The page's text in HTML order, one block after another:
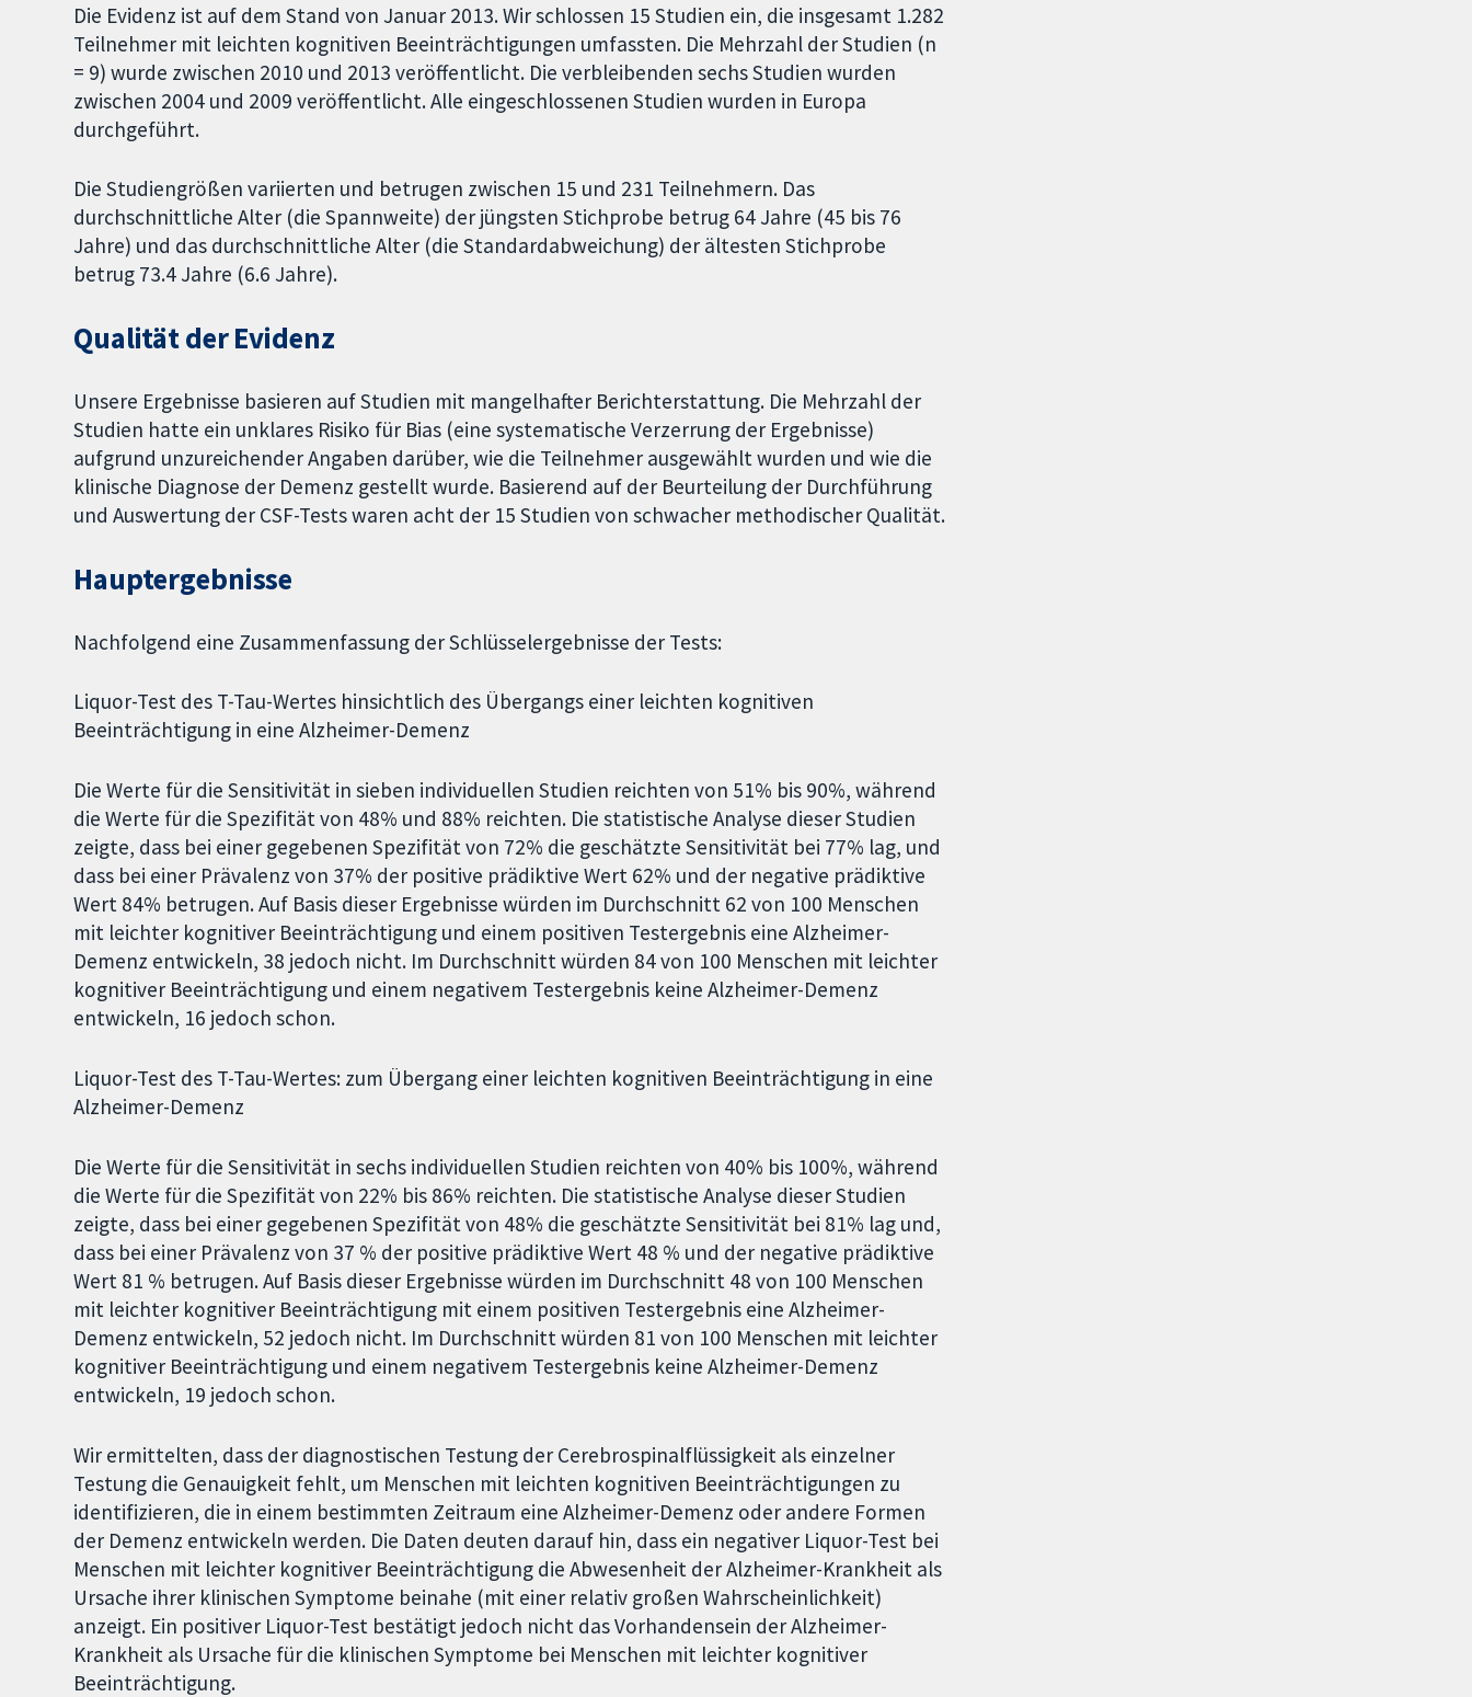
Die Evidenz ist auf dem Stand von Januar 2013. Wir schlossen 15 Studien ein, die insgesamt 1.282
Teilnehmer mit leichten kognitiven Beeinträchtigungen umfassten. Die Mehrzahl der Studien (n
= 9) wurde zwischen 2010 und 2013 veröffentlicht. Die verbleibenden sechs Studien wurden
zwischen 2004 und 2009 veröffentlicht. Alle eingeschlossenen Studien wurden in Europa
durchgeführt.
Die Studiengrößen variierten und betrugen zwischen 15 und 231 Teilnehmern. Das
durchschnittliche Alter (die Spannweite) der jüngsten Stichprobe betrug 64 Jahre (45 bis 76
Jahre) und das durchschnittliche Alter (die Standardabweichung) der ältesten Stichprobe
betrug 73.4 Jahre (6.6 Jahre).
Qualität der Evidenz
Unsere Ergebnisse basieren auf Studien mit mangelhafter Berichterstattung. Die Mehrzahl der
Studien hatte ein unklares Risiko für Bias (eine systematische Verzerrung der Ergebnisse)
aufgrund unzureichender Angaben darüber, wie die Teilnehmer ausgewählt wurden und wie die
klinische Diagnose der Demenz gestellt wurde. Basierend auf der Beurteilung der Durchführung
und Auswertung der CSF-Tests waren acht der 15 Studien von schwacher methodischer Qualität.
Hauptergebnisse
Nachfolgend eine Zusammenfassung der Schlüsselergebnisse der Tests:
Liquor-Test des T-Tau-Wertes hinsichtlich des Übergangs einer leichten kognitiven
Beeinträchtigung in eine Alzheimer-Demenz
Die Werte für die Sensitivität in sieben individuellen Studien reichten von 51% bis 90%, während
die Werte für die Spezifität von 48% und 88% reichten. Die statistische Analyse dieser Studien
zeigte, dass bei einer gegebenen Spezifität von 72% die geschätzte Sensitivität bei 77% lag, und
dass bei einer Prävalenz von 37% der positive prädiktive Wert 62% und der negative prädiktive
Wert 84% betrugen. Auf Basis dieser Ergebnisse würden im Durchschnitt 62 von 100 Menschen
mit leichter kognitiver Beeinträchtigung und einem positiven Testergebnis eine Alzheimer-
Demenz entwickeln, 38 jedoch nicht. Im Durchschnitt würden 84 von 100 Menschen mit leichter
kognitiver Beeinträchtigung und einem negativem Testergebnis keine Alzheimer-Demenz
entwickeln, 16 jedoch schon.
Liquor-Test des T-Tau-Wertes: zum Übergang einer leichten kognitiven Beeinträchtigung in eine
Alzheimer-Demenz
Die Werte für die Sensitivität in sechs individuellen Studien reichten von 40% bis 100%, während
die Werte für die Spezifität von 22% bis 86% reichten. Die statistische Analyse dieser Studien
zeigte, dass bei einer gegebenen Spezifität von 48% die geschätzte Sensitivität bei 81% lag und,
dass bei einer Prävalenz von 37 % der positive prädiktive Wert 48 % und der negative prädiktive
Wert 81 % betrugen. Auf Basis dieser Ergebnisse würden im Durchschnitt 48 von 100 Menschen
mit leichter kognitiver Beeinträchtigung mit einem positiven Testergebnis eine Alzheimer-
Demenz entwickeln, 52 jedoch nicht. Im Durchschnitt würden 81 von 100 Menschen mit leichter
kognitiver Beeinträchtigung und einem negativem Testergebnis keine Alzheimer-Demenz
entwickeln, 19 jedoch schon.
Wir ermittelten, dass der diagnostischen Testung der Cerebrospinalflüssigkeit als einzelner
Testung die Genauigkeit fehlt, um Menschen mit leichten kognitiven Beeinträchtigungen zu
identifizieren, die in einem bestimmten Zeitraum eine Alzheimer-Demenz oder andere Formen
der Demenz entwickeln werden. Die Daten deuten darauf hin, dass ein negativer Liquor-Test bei
Menschen mit leichter kognitiver Beeinträchtigung die Abwesenheit der Alzheimer-Krankheit als
Ursache ihrer klinischen Symptome beinahe (mit einer relativ großen Wahrscheinlichkeit)
anzeigt. Ein positiver Liquor-Test bestätigt jedoch nicht das Vorhandensein der Alzheimer-
Krankheit als Ursache für die klinischen Symptome bei Menschen mit leichter kognitiver
Beeinträchtigung.